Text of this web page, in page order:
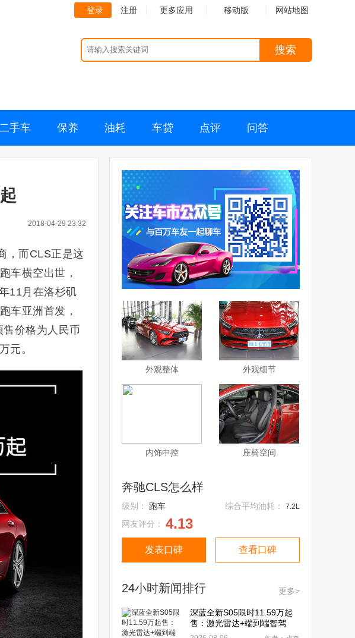
登录 注册 更多应用 移动版 网站地图
搜索
手车 保养 油耗 车贷 点评 问答
2018-04-29 23:32
，而CLS正是这
车横空出世，
11月在洛杉矶
车亚洲首发，
价格为人民币
元。
外观整体 外观细节
内饰中控 座椅空间
奔驰CLS怎么样
级别： 跑车 综合平均油耗： 7.2L
网友评分： 4.13
发表口碑 查看口碑
24小时新闻排行 更多>
深蓝全新S05限时11.59万起
售：激光雷达+端到端智驾